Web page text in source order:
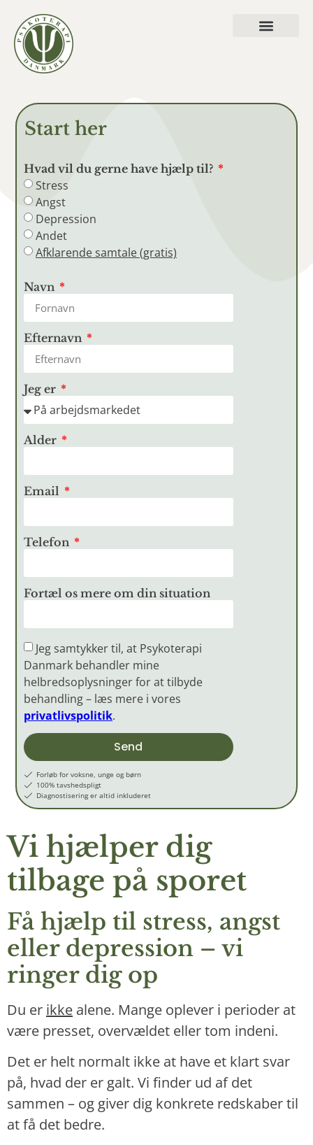
Vi hjælper dig
tilbage på sporet
Få hjælp til stress, angst
eller depression – vi
ringer dig op
Du er ikke alene. Mange oplever i perioder at
være presset, overvældet eller tom indeni.
Det er helt normalt ikke at have et klart svar
på, hvad der er galt. Vi finder ud af det
sammen – og giver dig konkrete redskaber til
at få det bedre.
Start her
Hvad vil du gerne have hjælp til?
Stress
Angst
Depression
Andet
Afklarende samtale (gratis)
Navn
Efternavn
Jeg er
Alder
Email
Telefon
Fortæl os mere om din situation
Jeg samtykker til, at Psykoterapi
Danmark behandler mine
helbredsoplysninger for at tilbyde
behandling – læs mere i vores
privatlivspolitik.
Send
Forløb for voksne, unge og børn
100% tavshedspligt
Diagnostisering er altid inkluderet